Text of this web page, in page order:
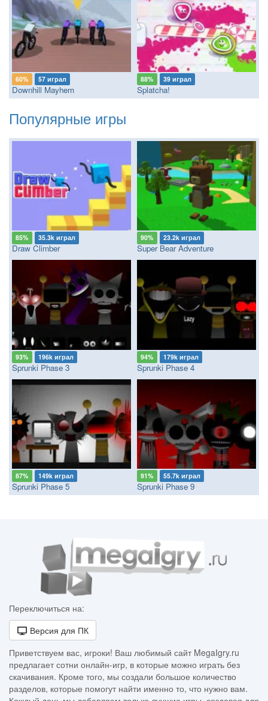
60% 57 играл
Downhill Mayhem
88% 39 играл
Splatcha!
Популярные игры
85% 35.3k играл
Draw Climber
90% 23.2k играл
Super Bear Adventure
93% 196k играл
Sprunki Phase 3
94% 179k играл
Sprunki Phase 4
87% 149k играл
Sprunki Phase 5
91% 55.7k играл
Sprunki Phase 9
Переключиться на:
Версия для ПК
Приветствуем вас, игроки! Ваш любимый сайт MegaIgry.ru
предлагает сотни онлайн-игр, в которые можно играть без
скачивания. Кроме того, мы создали большое количество
разделов, которые помогут найти именно то, что нужно вам.